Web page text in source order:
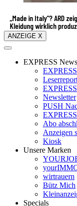
„Made in Italy“? ARD
Kleidung wirklich
ANZEIGE X
EXPRESS News
Newsletter
PUSH
Abo
Anzeigen
Kiosk
Unsere Marken
wirtrauern
Bütz Mich
Specials